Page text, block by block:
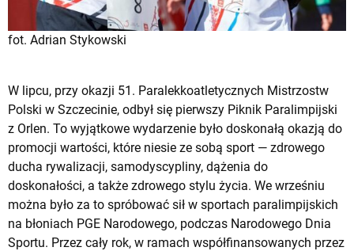
fot. Adrian Stykowski
W lipcu, przy okazji 51. Paralekkoatletycznych Mistrzostw
Polski w Szczecinie, odbył się pierwszy Piknik Paralimpijski
z Orlen. To wyjątkowe wydarzenie było doskonałą okazją do
promocji wartości, które niesie ze sobą sport — zdrowego
ducha rywalizacji, samodyscypliny, dążenia do
doskonałości, a także zdrowego stylu życia. We wrześniu
można było za to spróbować sił w sportach paralimpijskich
na błoniach PGE Narodowego, podczas Narodowego Dnia
Sportu. Przez cały rok, w ramach współfinansowanych przez